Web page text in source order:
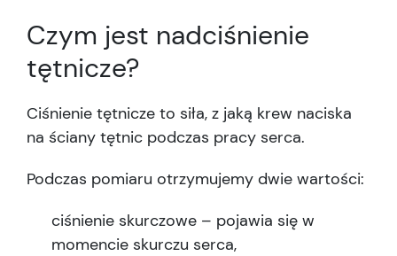
Czym jest nadciśnienie
tętnicze?
Ciśnienie tętnicze to siła, z jaką krew naciska
na ściany tętnic podczas pracy serca.
Podczas pomiaru otrzymujemy dwie wartości:
ciśnienie skurczowe – pojawia się w
momencie skurczu serca,